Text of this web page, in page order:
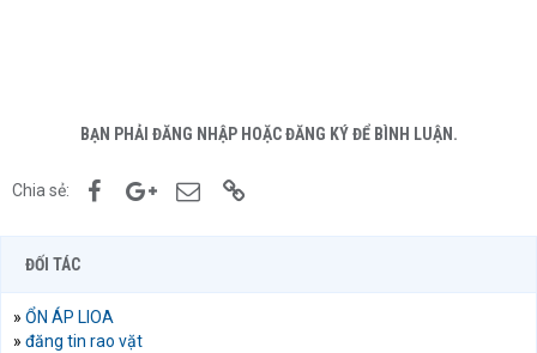
BẠN PHẢI ĐĂNG NHẬP HOẶC ĐĂNG KÝ ĐỂ BÌNH LUẬN.
Chia sẻ: FacebookGoogle+Email
ĐỐI TÁC
» ỔN ÁP LIOA
» đăng tin rao vặt